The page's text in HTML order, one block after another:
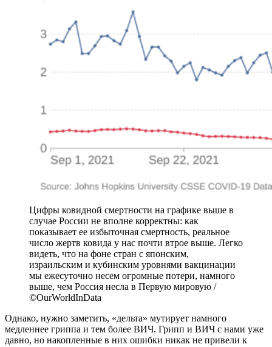
Цифры ковидной смертности на графике выше в
случае России не вполне корректны: как
показывает ее избыточная смертность, реальное
число жертв ковида у нас почти втрое выше. Легко
видеть, что на фоне стран с японским,
израильским и кубинским уровнями вакцинации
мы ежесуточно несем огромные потери, намного
выше, чем Россия несла в Первую мировую /
©OurWorldInData
Однако, нужно заметить, «дельта» мутирует намного
медленнее гриппа и тем более ВИЧ. Грипп и ВИЧ с нами уже
давно, но накопленные в них ошибки никак не привели к